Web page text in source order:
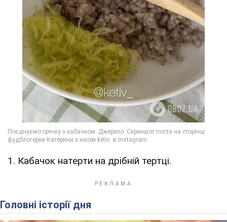
1. Кабачок натерти на дрібній тертці.
Головні історії дня